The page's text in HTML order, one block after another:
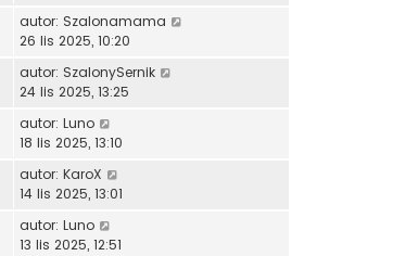
autor: Szalonamama
26 lis 2025, 10:20
autor: SzalonySernik
24 lis 2025, 13:25
autor: Luno
18 lis 2025, 13:10
autor: KaroX
14 lis 2025, 13:01
autor: Luno
13 lis 2025, 12:51